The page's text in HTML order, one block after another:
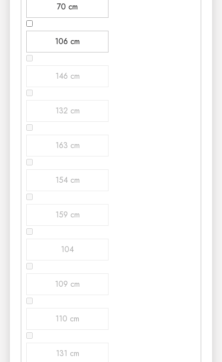
70 cm
106 cm
146 cm
132 cm
163 cm
154 cm
159 cm
104
109 cm
110 cm
131 cm